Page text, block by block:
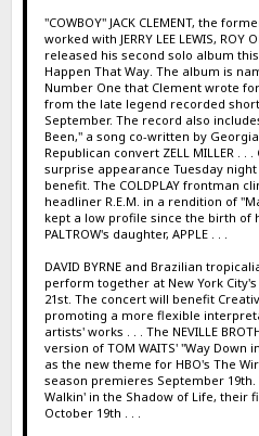
"COWBOY" JACK CLEMENT, the
worked with JERRY LEE LEWIS, ROY
released his second solo album
Happen That Way. The album is
Number One that Clement wrote
from the late legend recorded
September. The record also
Been," a song co-written by
Republican convert ZELL MILLER . . .
surprise appearance Tuesday
benefit. The COLDPLAY frontman
headliner R.E.M. in a rendition of
kept a low profile since the birth of
PALTROW's daughter, APPLE . . .
DAVID BYRNE and Brazilian
perform together at New York
21st. The concert will benefit
promoting a more flexible
artists' works . . . The NEVILLE
version of TOM WAITS' "Way Down
as the new theme for HBO's The
season premieres September
Walkin' in the Shadow of Life, their
October 19th . . .